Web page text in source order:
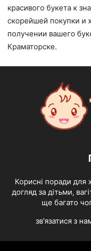
красивого букета к
скорейшей покупки и
получении вашего
Краматорске.
Корисні поради для
догляд за дітьми,
ще багато
зв'язатися з